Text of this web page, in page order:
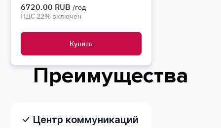
6720.00 RUB /год
НДС 22% включен
Купить
Преимущества